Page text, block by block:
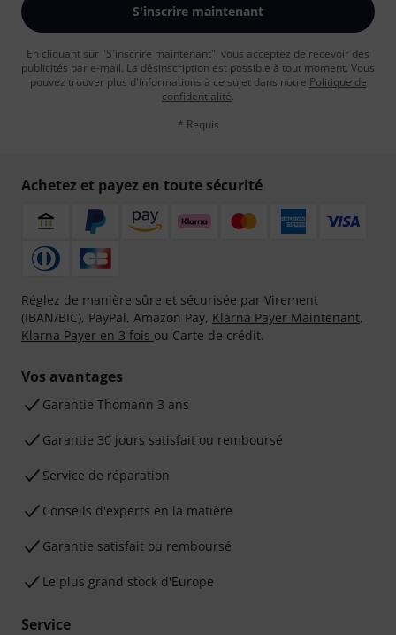
S'inscrire maintenant
En cliquant sur "S'inscrire maintenant", vous acceptez de recevoir des
publicités par e-mail. La désinscription est possible à tout moment. Vous
pouvez trouver plus d'informations à ce sujet dans notre Politique de
confidentialité.
* Requis
Achetez et payez en toute sécurité
Réglez de manière sûre et sécurisée par Virement
(IBAN/BIC), PayPal, Amazon Pay, Klarna Payer Maintenant,
Klarna Payer en 3 fois ou Carte de crédit.
Vos avantages
Ga­ran­tie Thomann 3 ans
Garantie 30 jours satisfait ou remboursé
Service de réparation
Conseils d'experts en la matière
Garantie satisfait ou remboursé
Le plus grand stock d'Europe
Service